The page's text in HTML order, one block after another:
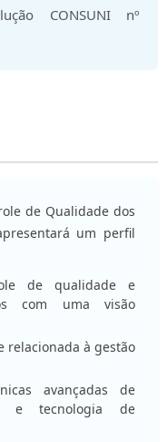
CONSUNI nº
de Qualidade dos
um perfil
de qualidade e
com uma visão
relacionada à gestão
avançadas de
e tecnologia de